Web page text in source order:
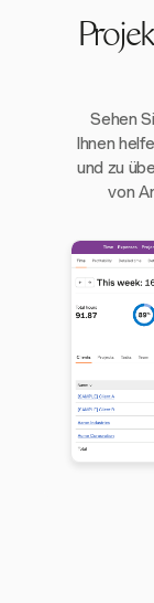
Sehen
Ihnen
und zu
von